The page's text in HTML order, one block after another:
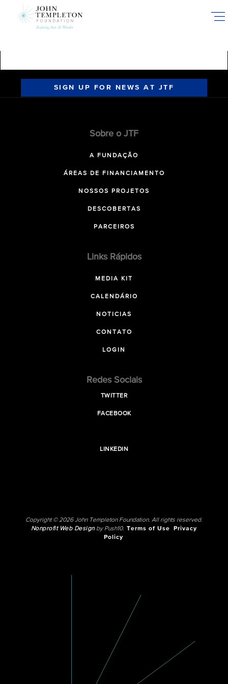
SIGN UP FOR NEWS AT JTF
Sobre o JTF
A FUNDAÇÃO
ÁREAS DE FINANCIAMENTO
NOSSOS PROJETOS
DESCOBERTAS
PARCEIROS
Links Rápidos
MEDIA KIT
CALENDÁRIO
NOTICIAS
CONTATO
LOGIN
Redes Sociais
TWITTER
FACEBOOK
LINKEDIN
Copyright © 2026 John Templeton Foundation. All rights reserved.
Nonprofit Web Designby Push10. Terms of Use
Privacy
Policy